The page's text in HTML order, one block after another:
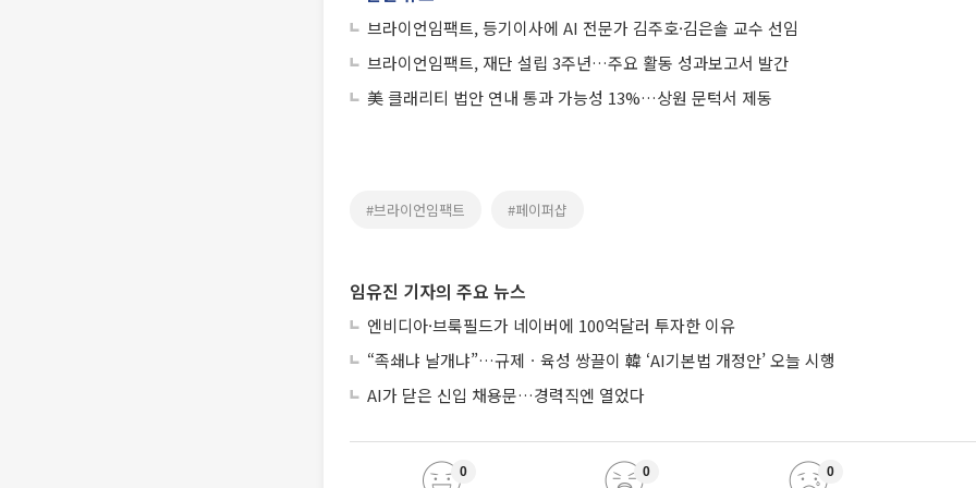
브라이언임팩트, 등기이사에 AI 전문가 김주호·김은솔 교수 선임
브라이언임팩트, 재단 설립 3주년…주요 활동 성과보고서 발간
美 클래리티 법안 연내 통과 가능성 13%…상원 문턱서 제동
#브라이언임팩트 #페이퍼샵
임유진 기자의 주요 뉴스
엔비디아·브룩필드가 네이버에 100억달러 투자한 이유
“족쇄냐 날개냐”…규제ㆍ육성 쌍끌이 韓 ‘AI기본법 개정안’ 오늘 시행
AI가 닫은 신입 채용문…경력직엔 열었다
0 0 0